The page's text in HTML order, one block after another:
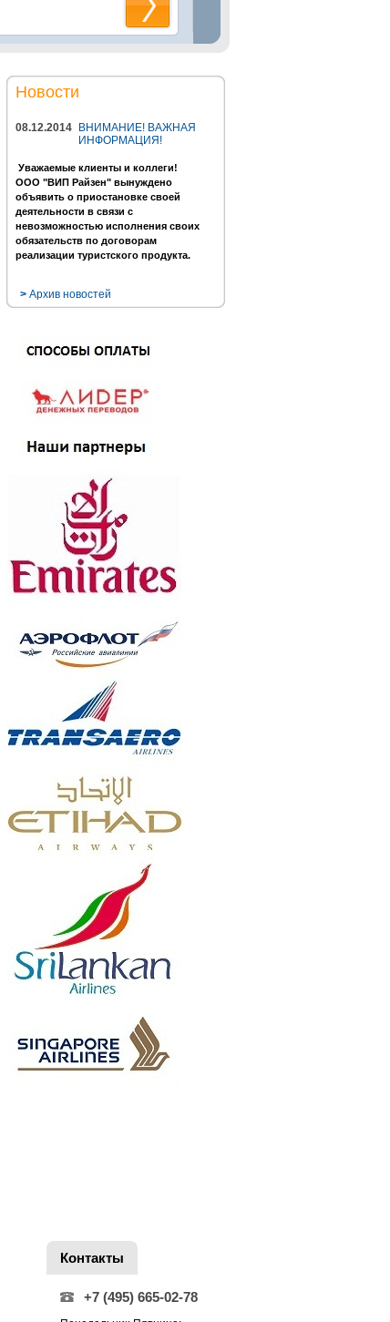
Новости
08.12.2014
ВНИМАНИЕ! ВАЖНАЯ
ИНФОРМАЦИЯ!
Уважаемые клиенты и коллеги!
ООО "ВИП Райзен" вынуждено
объявить о приостановке своей
деятельности в связи с
невозможностью исполнения своих
обязательств по договорам
реализации туристского продукта.
>Архив новостей
Контакты
+7 (495) 665-02-78